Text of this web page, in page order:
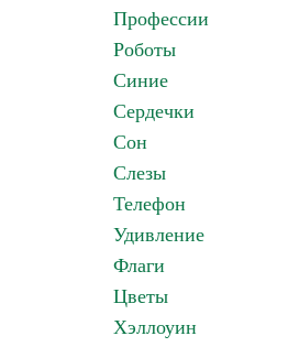
Профессии
Роботы
Синие
Сердечки
Сон
Слезы
Телефон
Удивление
Флаги
Цветы
Хэллоуин